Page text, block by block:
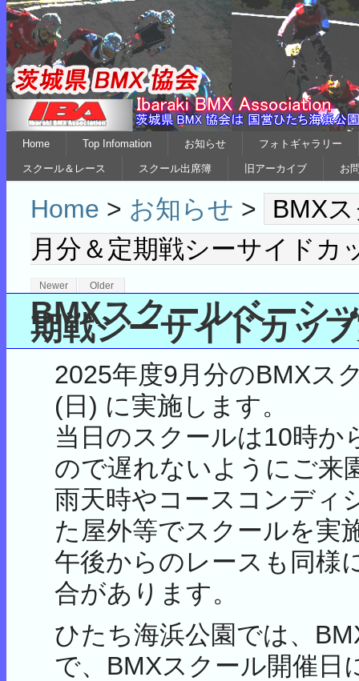
Home Top Infomation お知らせ フォトギャラリー
スクール＆レース スクール出席簿 旧アーカイブ お
Home > お知らせ >
BMX
月分＆定期戦シーサイドカ
Newer Older
BMXスクールベーシ
期戦シーサイドカッ
2025年度9月分のBMXス
(日) に実施します。
当日のスクールは10時か
ので遅れないようにご来
雨天時やコースコンディ
た屋外等でスクールを実
午後からのレースも同様
合があります。
ひたち海浜公園では、
で、BMXスクール開催日